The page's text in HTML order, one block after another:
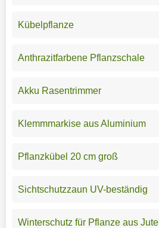
Kübelpflanze
Anthrazitfarbene Pflanzschale
Akku Rasentrimmer
Klemmmarkise aus Aluminium
Pflanzkübel 20 cm groß
Sichtschutzzaun UV-beständig
Winterschutz für Pflanze aus Jute